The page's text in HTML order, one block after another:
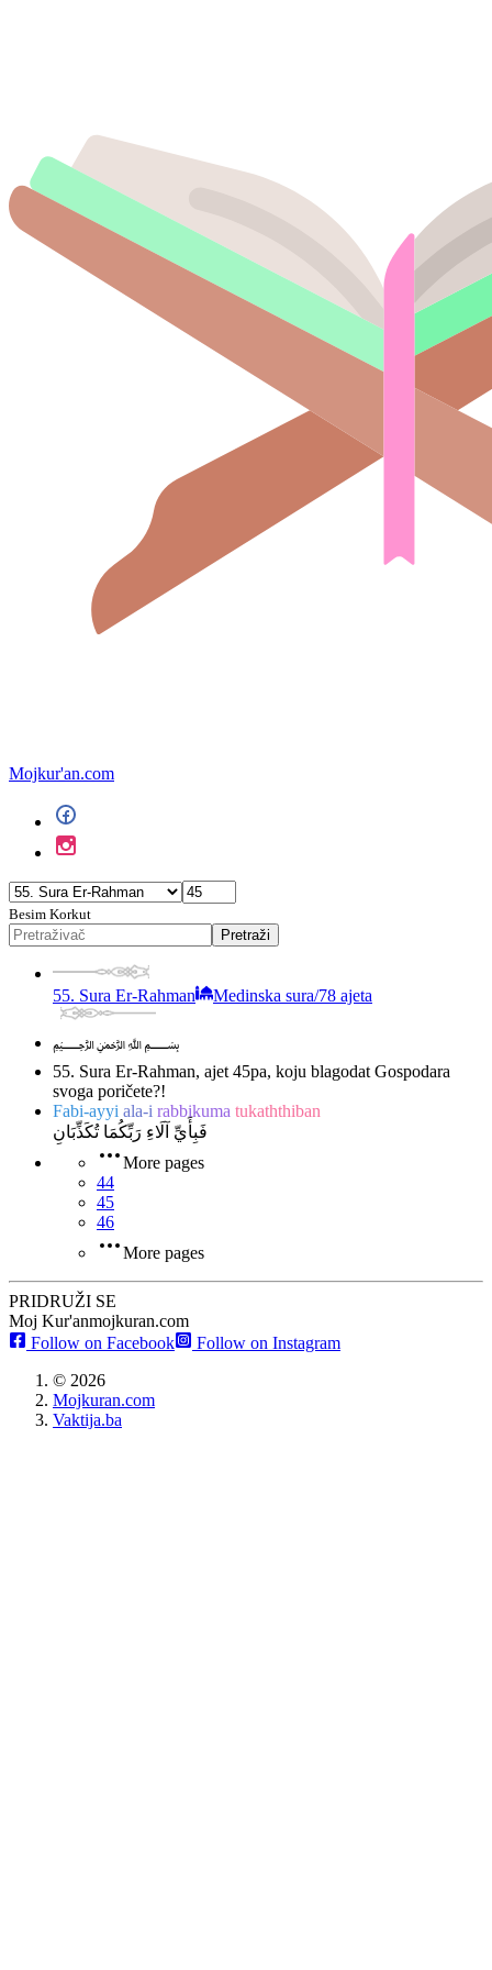
Mojkur'an.com
Besim Korkut
Pretraži
55. Sura Er-Rahman Medinska sura/78 ajeta
﷽
55. Sura Er-Rahman, ajet 45pa, koju blagodat Gospodara
svoga poričete?!
Fabi-ayyi ala-i rabbikuma tukaththiban
فَبِأَيِّ آلَاءِ رَبِّكُمَا تُكَذِّبَانِ
More pages
44
45
46
More pages
PRIDRUŽI SE
Moj Kur'anmojkuran.com
Follow on Facebook
Follow on Instagram
© 2026
Mojkuran.com
Vaktija.ba